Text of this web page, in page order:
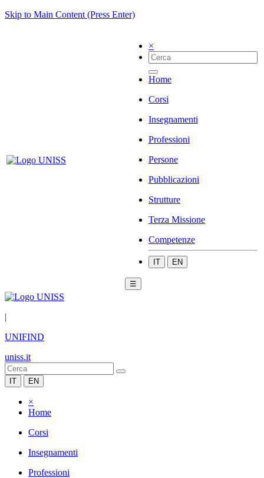
Skip to Main Content (Press Enter)
×
Home
Corsi
Insegnamenti
Professioni
Persone
Pubblicazioni
Strutture
Terza Missione
Competenze
IT EN
☰
|
UNIFIND
uniss.it
IT EN
×
Home
Corsi
Insegnamenti
Professioni